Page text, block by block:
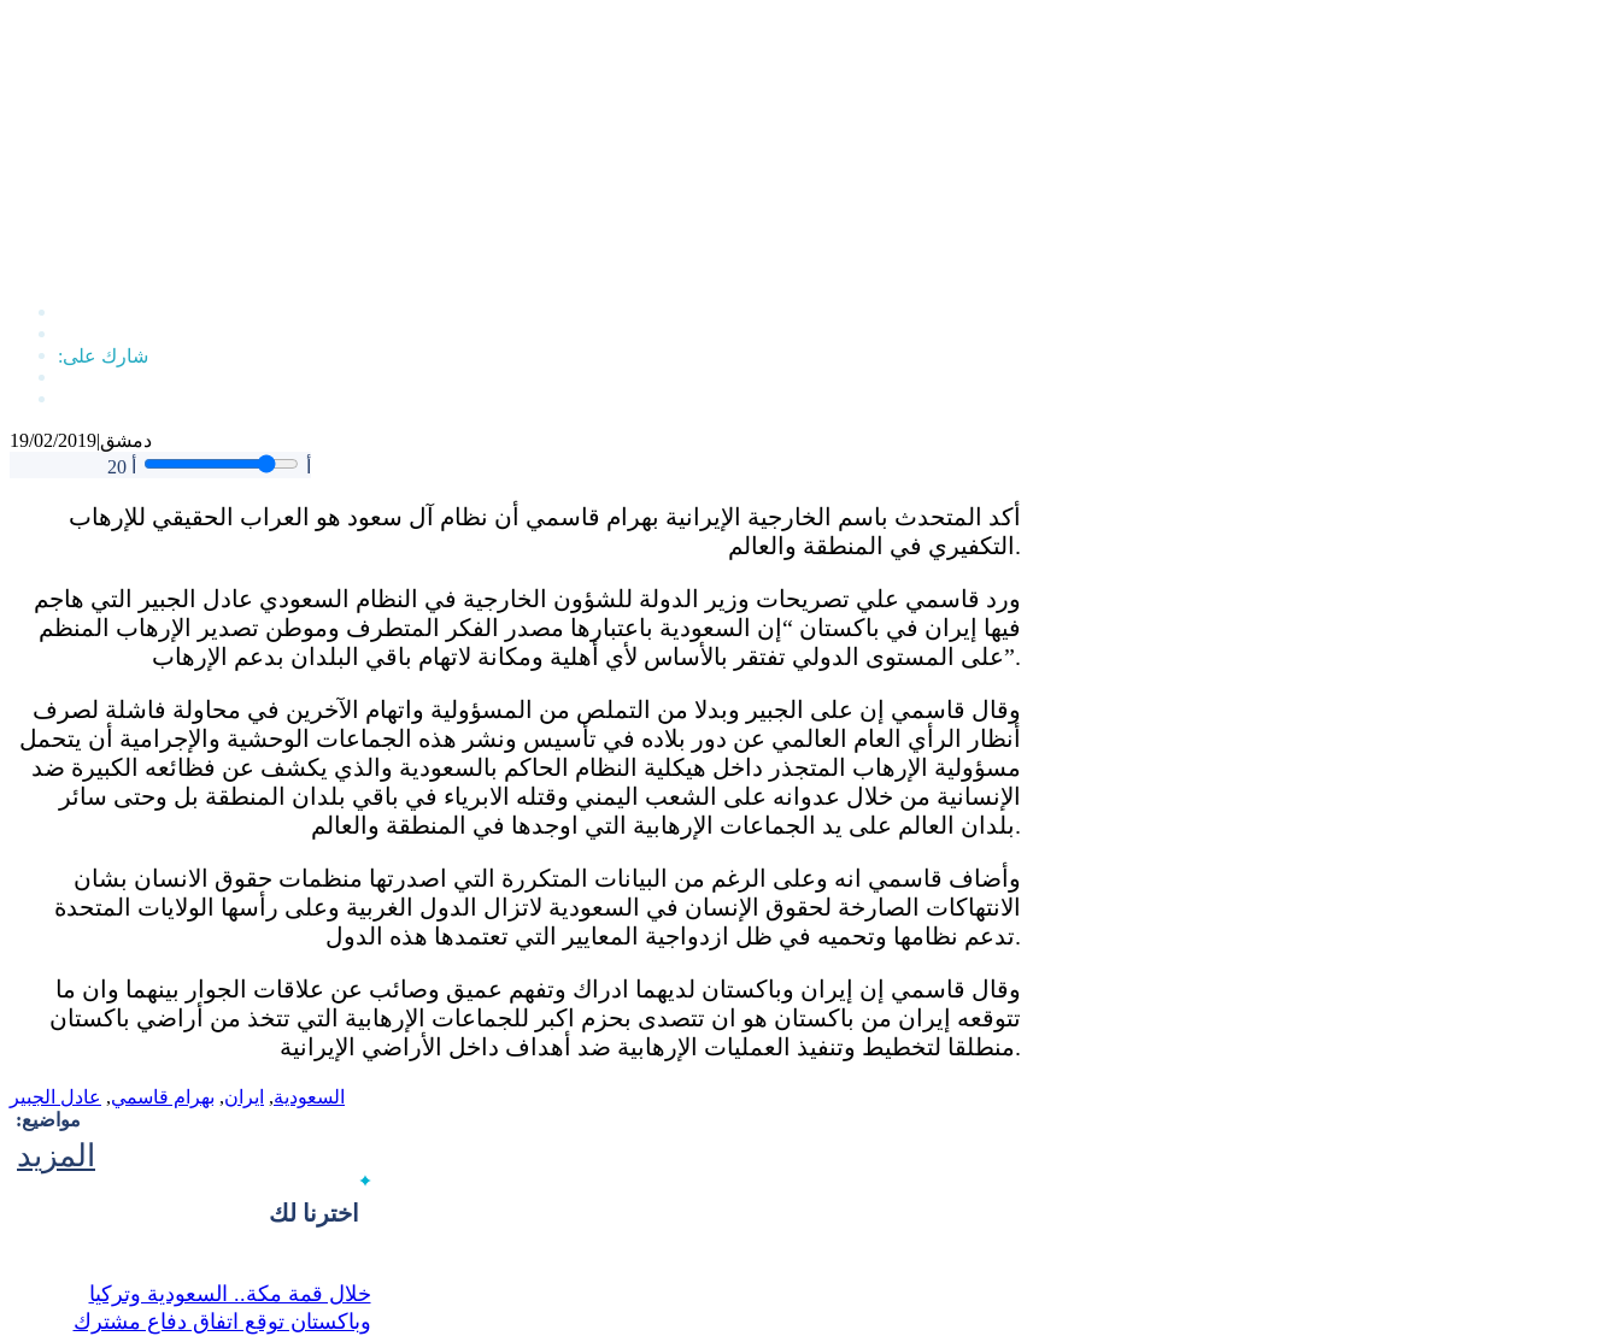
19/02/2019|دمشق
20
أكد المتحدث باسم الخارجية الإيرانية بهرام قاسمي أن نظام آل سعود هو العراب الحقيقي للإرهاب
التكفيري في المنطقة والعالم.
ورد قاسمي علي تصريحات وزير الدولة للشؤون الخارجية في النظام السعودي عادل الجبير التي هاجم
فيها إيران في باكستان “إن السعودية باعتبارها مصدر الفكر المتطرف وموطن تصدير الإرهاب المنظم
على المستوى الدولي تفتقر بالأساس لأي أهلية ومكانة لاتهام باقي البلدان بدعم الإرهاب”.
وقال قاسمي إن على الجبير وبدلا من التملص من المسؤولية واتهام الآخرين في محاولة فاشلة لصرف
أنظار الرأي العام العالمي عن دور بلاده في تأسيس ونشر هذه الجماعات الوحشية والإجرامية أن يتحمل
مسؤولية الإرهاب المتجذر داخل هيكلية النظام الحاكم بالسعودية والذي يكشف عن فظائعه الكبيرة ضد
الإنسانية من خلال عدوانه على الشعب اليمني وقتله الابرياء في باقي بلدان المنطقة بل وحتى سائر
بلدان العالم على يد الجماعات الإرهابية التي اوجدها في المنطقة والعالم.
وأضاف قاسمي انه وعلى الرغم من البيانات المتكررة التي اصدرتها منظمات حقوق الانسان بشان
الانتهاكات الصارخة لحقوق الإنسان في السعودية لاتزال الدول الغربية وعلى رأسها الولايات المتحدة
تدعم نظامها وتحميه في ظل ازدواجية المعايير التي تعتمدها هذه الدول.
وقال قاسمي إن إيران وباكستان لديهما ادراك وتفهم عميق وصائب عن علاقات الجوار بينهما وان ما
تتوقعه إيران من باكستان هو ان تتصدى بحزم اكبر للجماعات الإرهابية التي تتخذ من أراضي باكستان
منطلقا لتخطيط وتنفيذ العمليات الإرهابية ضد أهداف داخل الأراضي الإيرانية.
السعودية, ايران, بهرام قاسمي, عادل الجبير
مواضيع:
المزيد
اخترنا لك
خلال قمة مكة.. السعودية وتركيا
وباكستان توقع اتفاق دفاع مشترك